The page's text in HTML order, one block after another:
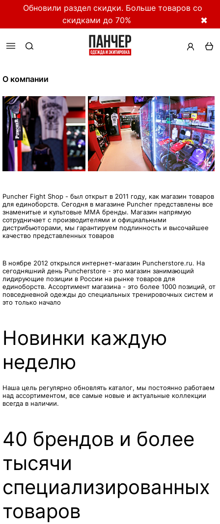
Обновили раздел скидки. Больше товаров со
скидками до 70%
✖
О компании
Puncher Fight Shop - был открыт в 2011 году, как магазин товаров
для единоборств. Сегодня в магазине Puncher представлены все
знаменитые и культовые ММА бренды. Магазин напрямую
сотрудничает с производителями и официальными
дистрибьюторами, мы гарантируем подлинность и высочайшее
качество представленных товаров
В ноябре 2012 открылся интернет-магазин Puncherstore.ru. На
сегодняшний день Puncherstore - это магазин занимающий
лидирующие позиции в России на рынке товаров для
единоборств. Ассортимент магазина - это более 1000 позиций, от
повседневной одежды до специальных тренировочных систем и
это только начало
Новинки каждую
неделю
Наша цель регулярно обновлять каталог, мы постоянно работаем
над ассортиментом, все самые новые и актуальные коллекции
всегда в наличии.
40 брендов и более
тысячи
специализированных
товаров